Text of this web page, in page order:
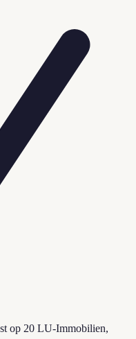
op 20 LU-Immobilien,